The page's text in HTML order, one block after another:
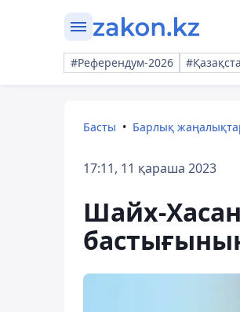
#Референдум-2026
Басты Барлық
17:11, 11 қараша 2023
Шайх-